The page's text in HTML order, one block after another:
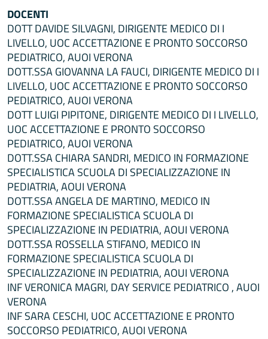
DOCENTI
DOTT DAVIDE SILVAGNI, DIRIGENTE MEDICO DI I
LIVELLO, UOC ACCETTAZIONE E PRONTO SOCCORSO
PEDIATRICO, AUOI VERONA
DOTT.SSA GIOVANNA LA FAUCI, DIRIGENTE MEDICO DI I
LIVELLO, UOC ACCETTAZIONE E PRONTO SOCCORSO
PEDIATRICO, AUOI VERONA
DOTT LUIGI PIPITONE, DIRIGENTE MEDICO DI I LIVELLO,
UOC ACCETTAZIONE E PRONTO SOCCORSO
PEDIATRICO, AUOI VERONA
DOTT.SSA CHIARA SANDRI, MEDICO IN FORMAZIONE
SPECIALISTICA SCUOLA DI SPECIALIZZAZIONE IN
PEDIATRIA, AOUI VERONA
DOTT.SSA ANGELA DE MARTINO, MEDICO IN
FORMAZIONE SPECIALISTICA SCUOLA DI
SPECIALIZZAZIONE IN PEDIATRIA, AOUI VERONA
DOTT.SSA ROSSELLA STIFANO, MEDICO IN
FORMAZIONE SPECIALISTICA SCUOLA DI
SPECIALIZZAZIONE IN PEDIATRIA, AOUI VERONA
INF VERONICA MAGRI, DAY SERVICE PEDIATRICO , AUOI
VERONA
INF SARA CESCHI, UOC ACCETTAZIONE E PRONTO
SOCCORSO PEDIATRICO, AUOI VERONA